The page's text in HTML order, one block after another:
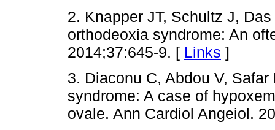
2. Knapper JT, Schultz J,
orthodeoxia syndrome: An
2014;37:645-9. [ Links ]
3. Diaconu C, Abdou V,
syndrome: A case of
ovale. Ann Cardiol Angeiol.